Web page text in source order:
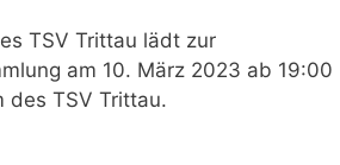
TSV Trittau lädt zur
am 10. März 2023 ab 19:00
des TSV Trittau.